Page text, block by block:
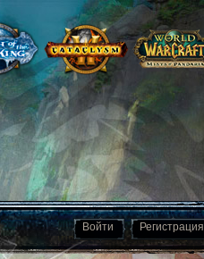
Войти Регистрация